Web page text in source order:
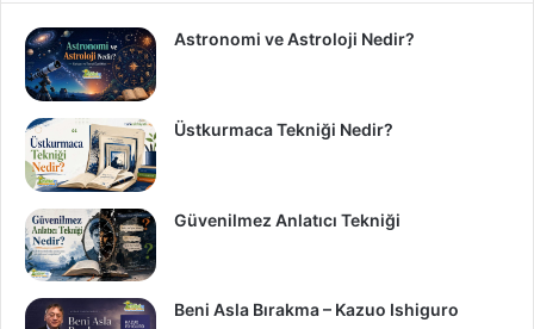
Astronomi ve Astroloji Nedir?
Üstkurmaca Tekniği Nedir?
Güvenilmez Anlatıcı Tekniği
Beni Asla Bırakma – Kazuo Ishiguro